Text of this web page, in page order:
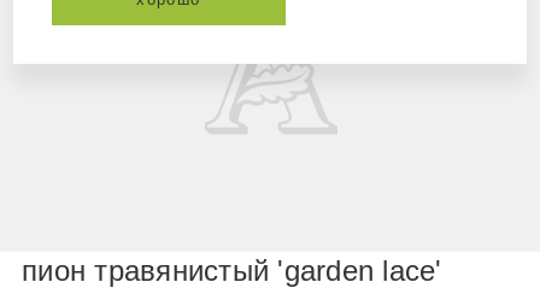
пион травянистый 'garden lace'